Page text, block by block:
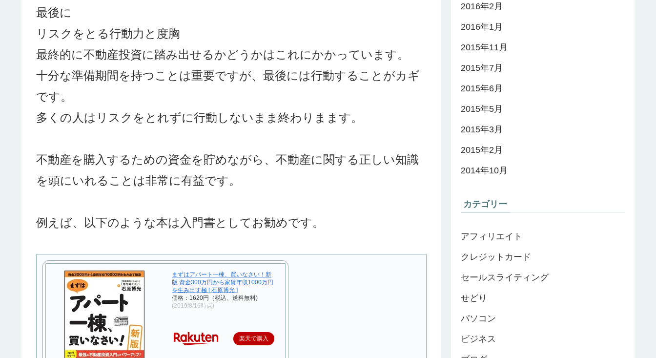
最後に
リスクをとる行動力と度胸
最終的に不動産投資に踏み出せるかどうかはこれにかかっています。
十分な準備期間を持つことは重要ですが、最後には行動することがカギ
です。
多くの人はリスクをとれずに行動しないまま終わりまます。
不動産を購入するための資金を貯めながら、不動産に関する正しい知識
を頭にいれることは非常に有益です。
例えば、以下のような本は入門書としてお勧めです。
まずはアパート一棟、買いなさい！新
版 資金300万円から家賃年収1000万円
を生み出す極 [ 石原博光 ]
価格：1620円（税込、送料無料)
(2019/8/16時点)
楽天で購入
2016年2月
2016年1月
2015年11月
2015年7月
2015年6月
2015年5月
2015年3月
2015年2月
2014年10月
カテゴリー
アフィリエイト
クレジットカード
セールスライティング
せどり
パソコン
ビジネス